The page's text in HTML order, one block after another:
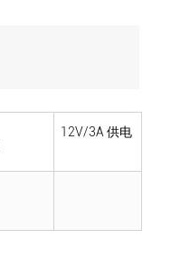
12V/3A 供电